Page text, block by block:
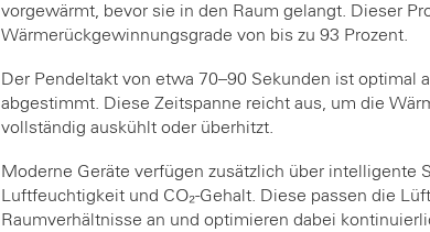
vorgewärmt, bevor sie in den Raum gelangt. Dieser
Wärmerückgewinnungsgrade von bis zu 93 Prozent.
Der Pendeltakt von etwa 70–90 Sekunden ist optimal
abgestimmt. Diese Zeitspanne reicht aus, um die
vollständig auskühlt oder überhitzt.
Moderne Geräte verfügen zusätzlich über intelligente
Luftfeuchtigkeit und CO₂-Gehalt. Diese passen die
Raumverhältnisse an und optimieren dabei